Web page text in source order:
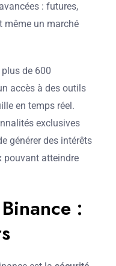
: futures,
même un marché
de 600
accès à des outils
en temps réel.
exclusives
générer des intérêts
pouvant atteindre
: